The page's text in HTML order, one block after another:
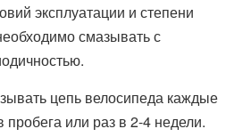
эксплуатации и степени
смазывать с
цепь велосипеда каждые
пробега или раз в 2-4 недели.